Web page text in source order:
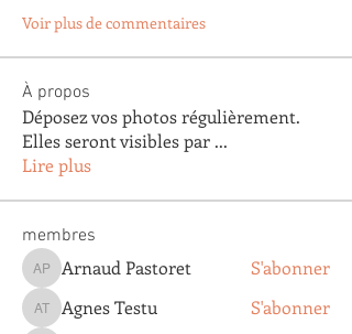
Voir plus de commentaires
À propos
Déposez vos photos régulièrement.
Elles seront visibles par ...
Lire plus
membres
Arnaud Pastoret
Arnaud Pastoret S'abonner
Agnes Testu
Agnes Testu S'abonner